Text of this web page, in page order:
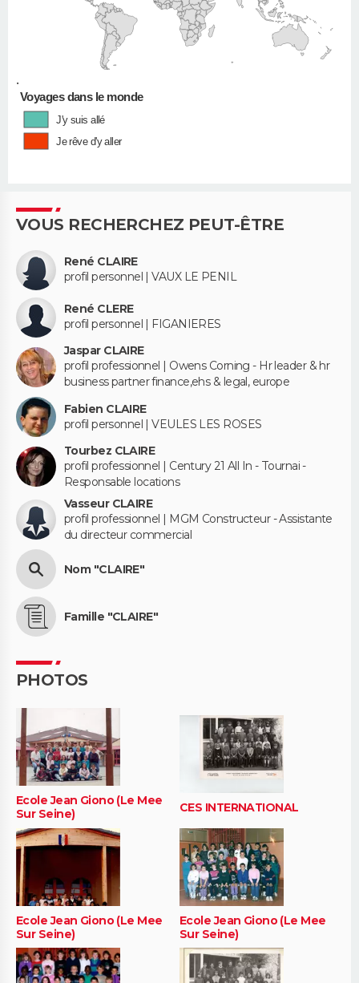
•
Voyages dans le monde
J'y suis allé
Je rêve d'y aller
VOUS RECHERCHEZ PEUT-ÊTRE
René CLAIRE
profil personnel | VAUX LE PENIL
René CLERE
profil personnel | FIGANIERES
Jaspar CLAIRE
profil professionnel | Owens Corning - Hr leader & hr
business partner finance,ehs & legal, europe
Fabien CLAIRE
profil personnel | VEULES LES ROSES
Tourbez CLAIRE
profil professionnel | Century 21 All In - Tournai -
Responsable locations
Vasseur CLAIRE
profil professionnel | MGM Constructeur - Assistante
du directeur commercial
Nom "CLAIRE"
Famille "CLAIRE"
PHOTOS
Ecole Jean Giono (Le Mee
Sur Seine)
CES INTERNATIONAL
Ecole Jean Giono (Le Mee
Sur Seine)
Ecole Jean Giono (Le Mee
Sur Seine)